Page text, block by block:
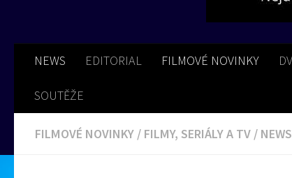
NEWS EDITORIAL FILMOVÉ NOVINKY
SOUTĚŽE
FILMOVÉ NOVINKY / FILMY, SERIÁLY A TV / NEWS